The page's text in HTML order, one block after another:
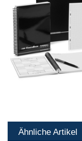
Ähnliche Artikel